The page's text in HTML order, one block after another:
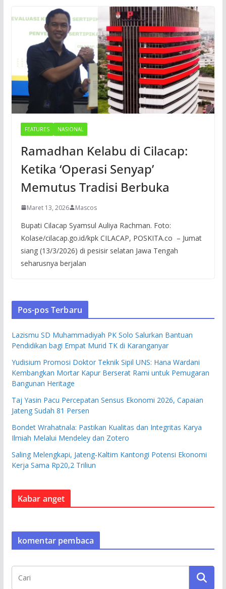
FEATURES NASIONAL
Ramadhan Kelabu di Cilacap:
Ketika ‘Operasi Senyap’
Memutus Tradisi Berbuka
Maret 13, 2026 Mascos
Bupati Cilacap Syamsul Auliya Rachman. Foto:
Kolase/cilacap.go.id/kpk CILACAP, POSKITA.co – Jumat
siang (13/3/2026) di pesisir selatan Jawa Tengah
seharusnya berjalan
Pos-pos Terbaru
Lazismu SD Muhammadiyah PK Solo Salurkan Bantuan
Pendidikan bagi Empat Murid TK di Karanganyar
Yudisium Promosi Doktor Teknik Sipil UNS: Hana Wardani
Kembangkan Mortar Kapur Berserat Rami untuk Pemugaran
Bangunan Heritage
Taj Yasin Pacu Percepatan Sensus Ekonomi 2026, Capaian
Jateng Sudah 81 Persen
Bondet Wrahatnala: Pastikan Kualitas dan Integritas Karya
Ilmiah Melalui Mendeley dan Zotero
Saling Melengkapi, Jateng-Kaltim Kantongi Potensi Ekonomi
Kerja Sama Rp20,2 Triliun
Kabar anget
komentar pembaca